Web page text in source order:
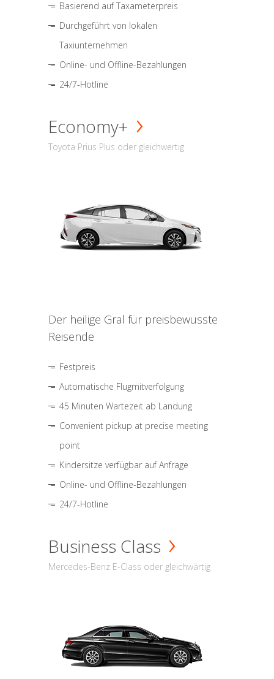
Basierend auf Taxameterpreis
Durchgeführt von lokalen
Taxiunternehmen
Online- und Offline-Bezahlungen
24/7-Hotline
Economy+
Toyota Prius Plus oder gleichwertig
Der heilige Gral für preisbewusste
Reisende
Festpreis
Automatische Flugmitverfolgung
45 Minuten Wartezeit ab Landung
Convenient pickup at precise meeting
point
Kindersitze verfügbar auf Anfrage
Online- und Offline-Bezahlungen
24/7-Hotline
Business Class
Mercedes-Benz E-Class oder gleichwärtig